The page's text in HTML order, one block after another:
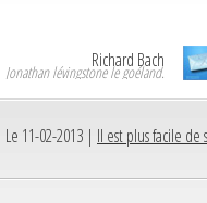
Richard Bach
Jonathan lévingstone le goéland.
11-02-2013 | Il est plus facile